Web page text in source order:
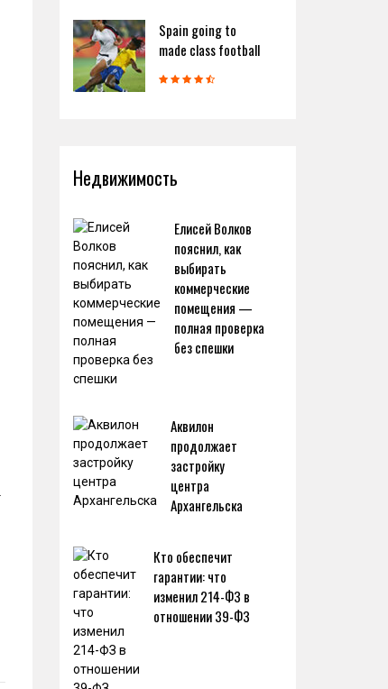
Spain going to
made class football
Недвижимость
Елисей Волков
пояснил, как
выбирать
коммерческие
помещения —
полная проверка
без спешки
Аквилон
продолжает
застройку
центра
Архангельска
Кто обеспечит
гарантии: что
изменил 214-ФЗ в
отношении 39-ФЗ